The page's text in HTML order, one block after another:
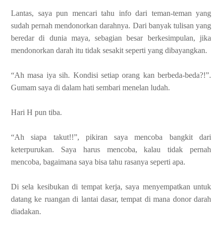
Lantas, saya pun mencari tahu info dari teman-teman yang
sudah pernah mendonorkan darahnya. Dari banyak tulisan yang
beredar di dunia maya, sebagian besar berkesimpulan, jika
mendonorkan darah itu tidak sesakit seperti yang dibayangkan.
“Ah masa iya sih. Kondisi setiap orang kan berbeda-beda?!”.
Gumam saya di dalam hati sembari menelan ludah.
Hari H pun tiba.
“Ah siapa takut!!”, pikiran saya mencoba bangkit dari
keterpurukan. Saya harus mencoba, kalau tidak pernah
mencoba, bagaimana saya bisa tahu rasanya seperti apa.
Di sela kesibukan di tempat kerja, saya menyempatkan untuk
datang ke ruangan di lantai dasar, tempat di mana donor darah
diadakan.